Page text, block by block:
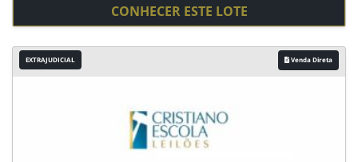
CONHECER ESTE LOTE
EXTRAJUDICIAL Venda Direta